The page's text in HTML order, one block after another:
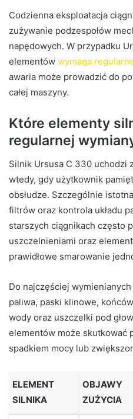
Codzienna eksploatacja
zużywanie podzespołów
napędowych. W przypadku
elementów wymaga
awaria może prowadzić do
całej maszyny.
Które elementy
regularnej
Silnik Ursusa C 330 uchodzi
wtedy, gdy użytkownik
obsłudze. Szczególnie
filtrów oraz kontrola układu
starszych ciągnikach często
uszczelnieniami oraz
prawidłowe smarowanie
Do najczęściej
paliwa, paski klinowe,
wody oraz uszczelki pod
elementów może skutkować
spadkiem mocy lub
ELEMENT
SILNIKA
OBJAWY
ZUŻYCIA